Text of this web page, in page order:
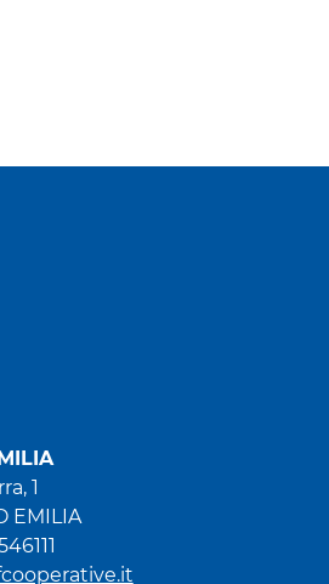
1
EMILIA